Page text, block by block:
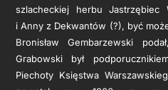
szlacheckiej herbu Jastrzębiec
i Anny z Dekwantów (?), być
Bronisław Gembarzewski
Grabowski był
Piechoty Księstwa